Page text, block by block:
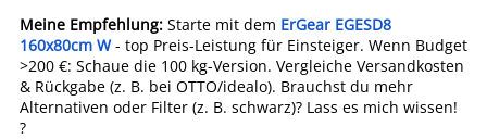
Meine Empfehlung: Starte mit dem ErGear EGESD8
160x80cm W- top Preis-Leistung für Einsteiger. Wenn Budget
>200 €: Schaue die 100 kg-Version. Vergleiche Versandkosten
& Rückgabe (z. B. bei OTTO/idealo). Brauchst du mehr
Alternativen oder Filter (z. B. schwarz)? Lass es mich wissen!
?